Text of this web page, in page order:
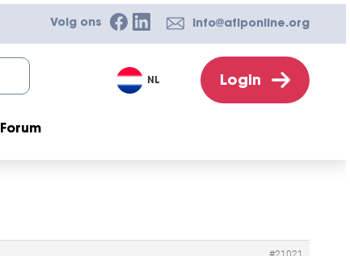
Volg ons info@afiponline.org
Forum
Login
NL